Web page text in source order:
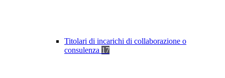
Titolari di incarichi di collaborazione o
consulenza 17